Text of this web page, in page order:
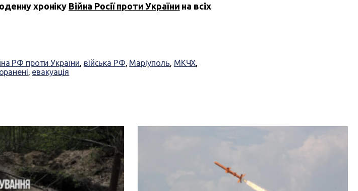
хроніку Війна Росії проти України на всіх
РФ проти України, війська РФ, Маріуполь, МКЧХ,
, евакуація